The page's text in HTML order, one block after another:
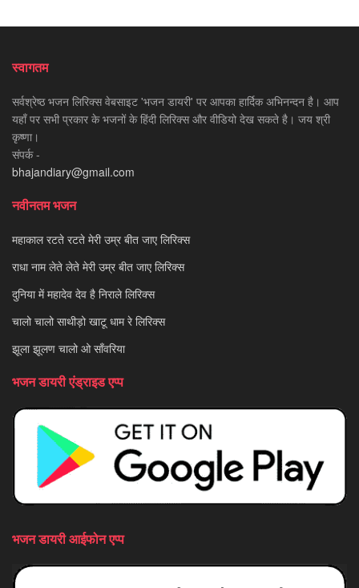
स्वागतम
सर्वश्रेष्ठ भजन लिरिक्स वेबसाइट 'भजन डायरी' पर आपका हार्दिक अभिनन्दन है। आप
यहाँ पर सभी प्रकार के भजनों के हिंदी लिरिक्स और वीडियो देख सकते है। जय श्री
कृष्णा।
संपर्क -
bhajandiary@gmail.com
नवीनतम भजन
महाकाल रटते रटते मेरी उम्र बीत जाए लिरिक्स
राधा नाम लेते लेते मेरी उम्र बीत जाए लिरिक्स
दुनिया में महादेव देव है निराले लिरिक्स
चालो चालो साथीड़ो खाटू धाम रे लिरिक्स
झूला झूलण चालो ओ साँवरिया
भजन डायरी एंड्राइड एप्प
भजन डायरी आईफोन एप्प